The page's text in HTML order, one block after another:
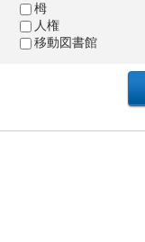
栂
人権
移動図書館